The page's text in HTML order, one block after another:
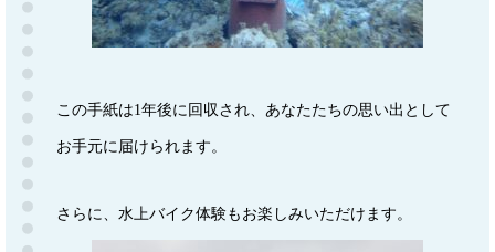
この手紙は1年後に回収され、あなたたちの思い出として
お手元に届けられます。
さらに、水上バイク体験もお楽しみいただけます。